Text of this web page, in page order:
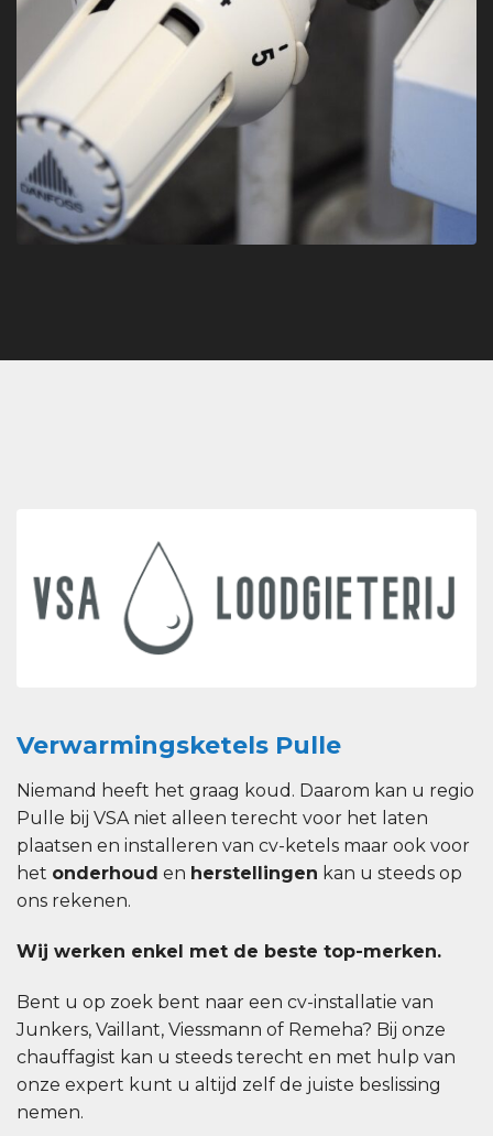
Verwarmingsketels Pulle
Niemand heeft het graag koud. Daarom kan u regio
Pulle bij VSA niet alleen terecht voor het laten
plaatsen en installeren van cv-ketels maar ook voor
het onderhoud en herstellingen kan u steeds op
ons rekenen.
Wij werken enkel met de beste top-merken.
Bent u op zoek bent naar een cv-installatie van
Junkers, Vaillant, Viessmann of Remeha? Bij onze
chauffagist kan u steeds terecht en met hulp van
onze expert kunt u altijd zelf de juiste beslissing
nemen.